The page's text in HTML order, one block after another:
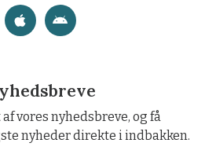
vores nyhedsbreve, og få
nyheder direkte i indbakken.